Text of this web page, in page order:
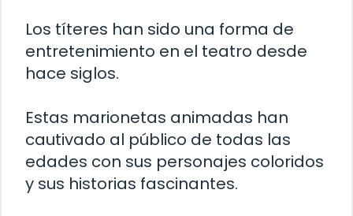
Los títeres han sido una forma de
entretenimiento en el teatro desde
hace siglos.
Estas marionetas animadas han
cautivado al público de todas las
edades con sus personajes coloridos
y sus historias fascinantes.